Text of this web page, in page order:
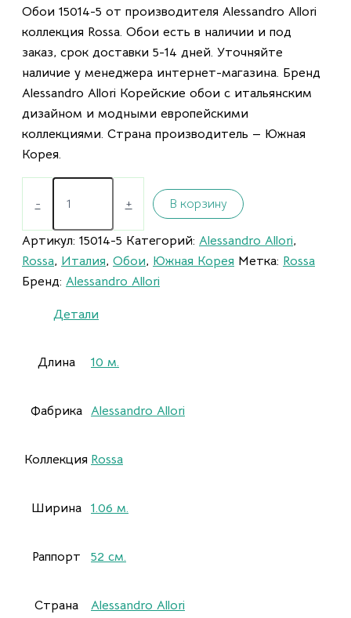
Обои 15014-5 от производителя Alessandro Allori
коллекция Rossa. Обои есть в наличии и под
заказ, срок доставки 5-14 дней. Уточняйте
наличие у менеджера интернет-магазина. Бренд
Alessandro Allori Корейские обои с итальянским
дизайном и модными европейскими
коллекциями. Страна производитель — Южная
Корея.
- + В корзину
Артикул: 15014-5 Категорий: Alessandro Allori,
Rossa, Италия, Обои, Южная Корея Метка: Rossa
Бренд: Alessandro Allori
Детали
Длина 10 м.
Фабрика Alessandro Allori
Коллекция Rossa
Ширина 1.06 м.
Раппорт 52 cм.
Страна Alessandro Allori